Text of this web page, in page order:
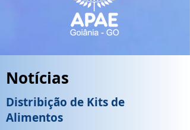
Notícias
Distribição de Kits de
Alimentos